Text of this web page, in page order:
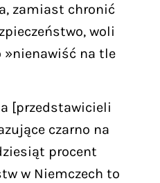
zamiast chronić
woli
»nienawiść na tle
[przedstawicieli
czarno na
procent
w Niemczech to